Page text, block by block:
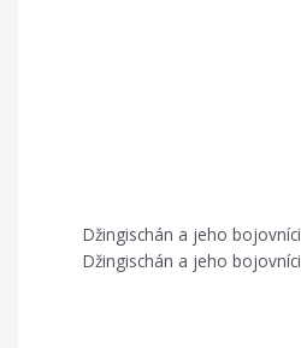
Džingischán a jeho bojovníci
Džingischán a jeho bojovníci